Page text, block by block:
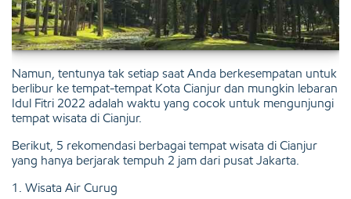
Namun, tentunya tak setiap saat Anda berkesempatan untuk
berlibur ke tempat-tempat Kota Cianjur dan mungkin lebaran
Idul Fitri 2022 adalah waktu yang cocok untuk mengunjungi
tempat wisata di Cianjur.
Berikut, 5 rekomendasi berbagai tempat wisata di Cianjur
yang hanya berjarak tempuh 2 jam dari pusat Jakarta.
1. Wisata Air Curug